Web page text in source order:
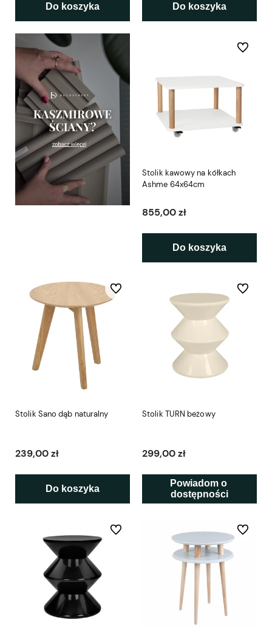
Do koszyka Do koszyka
Stolik kawowy na kółkach
Ashme 64x64cm
855,00 zł
Do koszyka
Do
Stolik Sano dąb naturalny
239,00 zł
Do koszyka
Do ulubionych
Stolik TURN beżowy
299,00 zł
Powiadom o
dostępności
Do
Do ulubionych Do